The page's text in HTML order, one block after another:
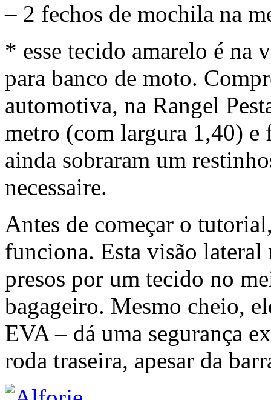
– 2 fechos de mochila na
* esse tecido amarelo é na
para banco de moto.
automotiva, na Rangel
metro (com largura 1,40)
ainda sobraram um
necessaire.
Antes de começar o
funciona. Esta visão lateral
presos por um tecido no
bagageiro. Mesmo cheio,
EVA – dá uma segurança
roda traseira, apesar da